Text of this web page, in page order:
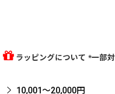
ラッピングについて *一部
10,001〜20,000円